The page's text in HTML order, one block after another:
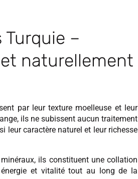
–
naturellement
par leur texture moelleuse et leur
ils ne subissent aucun traitement
leur caractère naturel et leur richesse
ils constituent une collation
et vitalité tout au long de la